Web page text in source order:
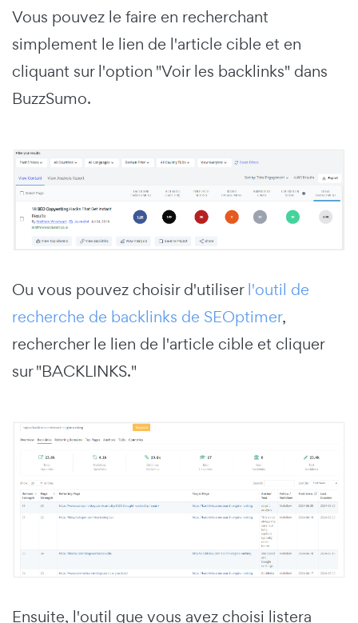
Vous pouvez le faire en recherchant
simplement le lien de l'article cible et en
cliquant sur l'option "Voir les backlinks" dans
BuzzSumo.
Ou vous pouvez choisir d'utiliserl'outil de
recherche de backlinks de SEOptimer,
rechercher le lien de l'article cible et cliquer
sur "BACKLINKS."
Ensuite, l'outil que vous avez choisi listera